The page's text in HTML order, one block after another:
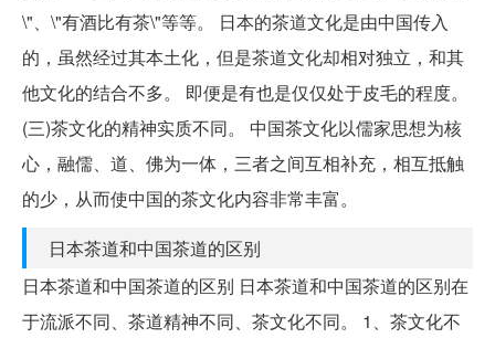
\"、\"有酒比有茶\"等等。 日本的茶道文化是由中国传入
的，虽然经过其本土化，但是茶道文化却相对独立，和其
他文化的结合不多。 即便是有也是仅仅处于皮毛的程度。
(三)茶文化的精神实质不同。 中国茶文化以儒家思想为核
心，融儒、道、佛为一体，三者之间互相补充，相互抵触
的少，从而使中国的茶文化内容非常丰富。
日本茶道和中国茶道的区别
日本茶道和中国茶道的区别 日本茶道和中国茶道的区别在
于流派不同、茶道精神不同、茶文化不同。 1、茶文化不